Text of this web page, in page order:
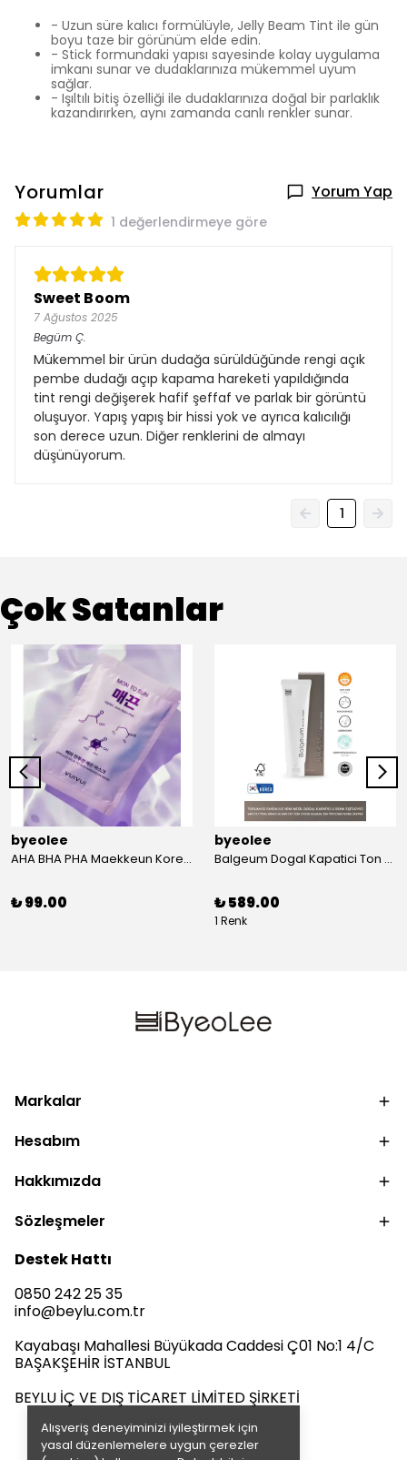
Alışveriş deneyiminizi iyileştirmek için
yasal düzenlemelere uygun çerezler
- Uzun süre kalıcı formülüyle, Jelly Beam Tint ile gün
boyu taze bir görünüm elde edin.
- Stick formundaki yapısı sayesinde kolay uygulama
imkanı sunar ve dudaklarınıza mükemmel uyum
sağlar.
- Işıltılı bitiş özelliği ile dudaklarınıza doğal bir parlaklık
kazandırırken, aynı zamanda canlı renkler sunar.
Yorumlar Yorum Yap
1 değerlendirmeye göre
Sweet Boom
7 Ağustos 2025
Begüm Ç.
Mükemmel bir ürün dudağa sürüldüğünde rengi açık
pembe dudağı açıp kapama hareketi yapıldığında
tint rengi değişerek hafif şeffaf ve parlak bir görüntü
oluşuyor. Yapış yapış bir hissi yok ve ayrıca kalıcılığı
son derece uzun. Diğer renklerini de almayı
düşünüyorum.
1
Çok Satanlar
byeolee
AHA BHA PHA Maekkeun Kore Kagit Maske | Olu Deri
₺ 99.00
byeolee
Balgeum Dogal Kapatici Ton Esitleyici Krem 50gr
₺ 589.00
1 Renk
Markalar
Hesabım
Hakkımızda
Sözleşmeler
Destek Hattı
0850 242 25 35
info@beylu.com.tr
Kayabaşı Mahallesi Büyükada Caddesi Ç01 No:1 4/C
BAŞAKŞEHİR İSTANBUL
BEYLU İÇ VE DIŞ TİCARET LİMİTED ŞİRKETİ